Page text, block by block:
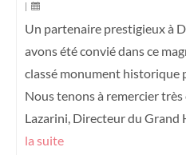
|
Un partenaire prestigieux à
avons été convié dans ce
classé monument historique
Nous tenons à remercier
Lazarini, Directeur du Grand
la suite